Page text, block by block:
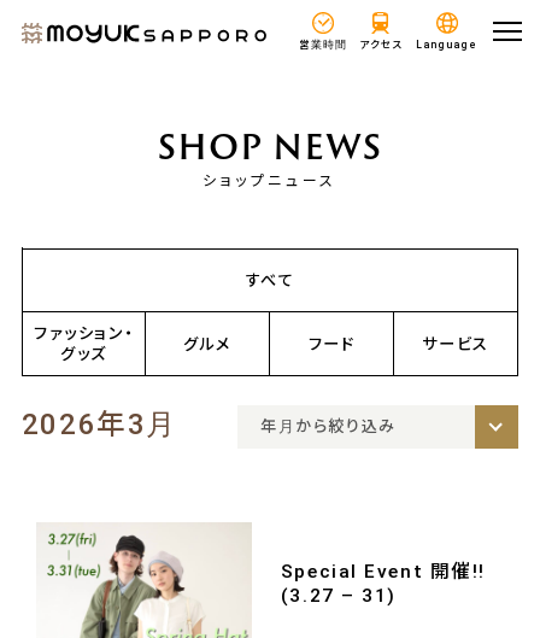
営業時間 アクセス Language
SHOP NEWS
ショップニュース
すべて
ファッション・
グッズ
グルメ フード サービス
年月から絞り込み
2026年3月
Special Event 開催!!
(3.27 – 31)